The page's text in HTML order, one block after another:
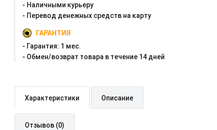
- Наличными курьеру
- Перевод денежных средств на карту
ГАРАНТИЯ
- Гарантия: 1 мес.
- Oбмен/возврат товара в течение 14 дней
Характеристики Описание
Отзывов (0)